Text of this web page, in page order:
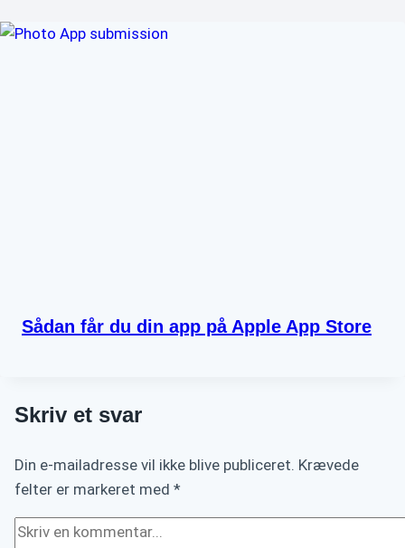
Sådan får du din app på Apple App Store
Skriv et svar
Din e-mailadresse vil ikke blive publiceret. Krævede
felter er markeret med *